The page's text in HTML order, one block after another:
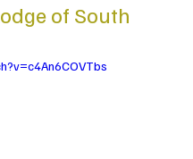
of South